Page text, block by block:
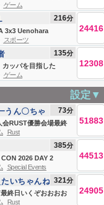
ああああああああああ
ああああああああ
【ホロライブ/大空ス
ゲーム
3x3 Uenohara
| Qualifier for
| Finals
216分
24416
スポーツ
カッパを目指した
弟者】
135分
12308
ゲーム
設定▼
会RUST優勝会場最終
うん〇ちゃ
73分
51883
Rust
2026 DAY 2
385分
44513
Special Events
終日いくぞおおおお
いちゃんね 321分
24905
Rust